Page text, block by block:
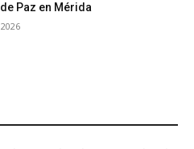
Paz en Mérida